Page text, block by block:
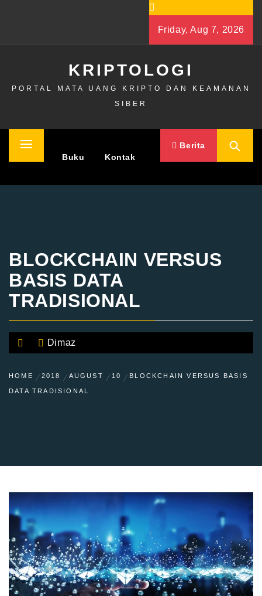
Friday, Aug 7, 2026
KRIPTOLOGI
PORTAL MATA UANG KRIPTO DAN KEAMANAN
SIBER
Primary
Buku Kontak
Berita
BLOCKCHAIN VERSUS
BASIS DATA
TRADISIONAL
Dimaz
HOME 2018 AUGUST 10 BLOCKCHAIN VERSUS BASIS
DATA TRADISIONAL